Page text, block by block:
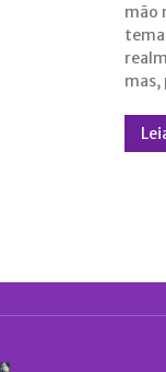
mão
tema
mas,
mão